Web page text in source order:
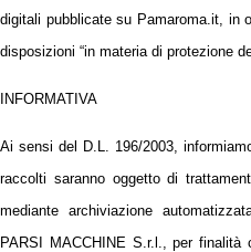
digitali pubblicate su Pamaroma.it, in
disposizioni “in materia di protezione
INFORMATIVA
Ai sensi del D.L. 196/2003,
raccolti saranno oggetto di
mediante archiviazione
PARSI MACCHINE S.r.l., per